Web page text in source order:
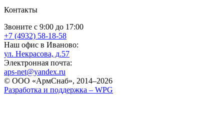
Контакты
Звоните с 9:00 до 17:00
+7 (4932) 58-18-58
Наш офис в Иваново:
ул. Некрасова, д.57
Электронная почта:
aps-net@yandex.ru
© ООО «АрмСнаб», 2014–2026
Разработка и поддержка – WPG